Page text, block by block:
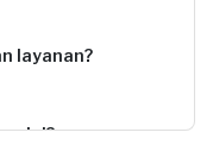
layanan?
ini?